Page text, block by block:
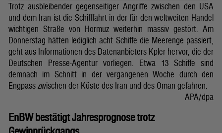
Trotz ausbleibender gegenseitiger Angriffe zwischen den USA
und dem Iran ist die Schifffahrt in der für den weltweiten Handel
wichtigen Straße von Hormuz weiterhin massiv gestört. Am
Donnerstag hätten lediglich acht Schiffe die Meerenge passiert,
geht aus Informationen des Datenanbieters Kpler hervor, die der
Deutschen Presse-Agentur vorliegen. Etwa 13 Schiffe sind
demnach im Schnitt in der vergangenen Woche durch den
Engpass zwischen der Küste des Iran und des Oman gefahren.
APA/dpa
EnBW bestätigt Jahresprognose trotz